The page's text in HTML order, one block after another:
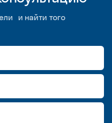
и найти того